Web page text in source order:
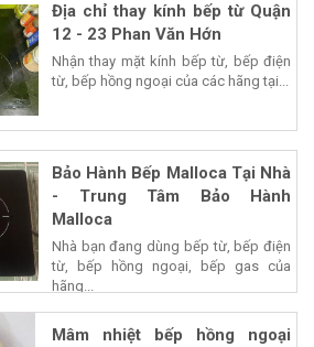
Địa chỉ thay kính bếp từ Quận
12 - 23 Phan Văn Hớn
Nhận thay mặt kính bếp từ, bếp điện
từ, bếp hồng ngoại của các hãng tại...
Bảo Hành Bếp Malloca Tại Nhà
- Trung Tâm Bảo Hành
Malloca
Nhà bạn đang dùng bếp từ, bếp điện
từ, bếp hồng ngoại, bếp gas của
hãng...
Mâm nhiệt bếp hồng ngoại